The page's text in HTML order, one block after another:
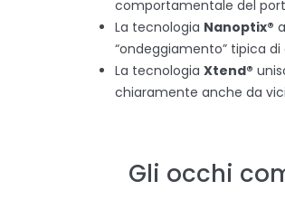
comportamentale del
La tecnologia Nanoptix®
“ondeggiamento” tipica
La tecnologia Xtend®
chiaramente anche da
Gli occhi